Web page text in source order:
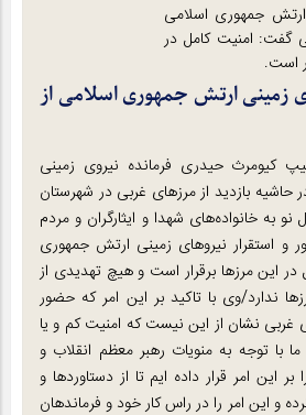
ارتش جمهوری اسلامی
گفت: امنیت کامل در
است.
زمینی ارتش جمهوری اسلامی از
کیومرث حیدری فرمانده نیروی زمینی
بازدید از مرز‌های غربی در شهرستان
به خانواده‌های شهدا و ایثارگران و مردم
و استقرار نیرو‌های زمینی ارتش جمهوری
در این مرز‌ها برقرار است و هیچ تهدیدی از
ندارد/وی با تاکید بر این امر که حضور
غربی نشان از این نیست که امنیت کم و یا
با توجه به منویات رهبر معظم انقلاب و
این امر قرار داده ایم تا از دستاورد‌ها و
و این امر را در راس کار خود و فرماندهان